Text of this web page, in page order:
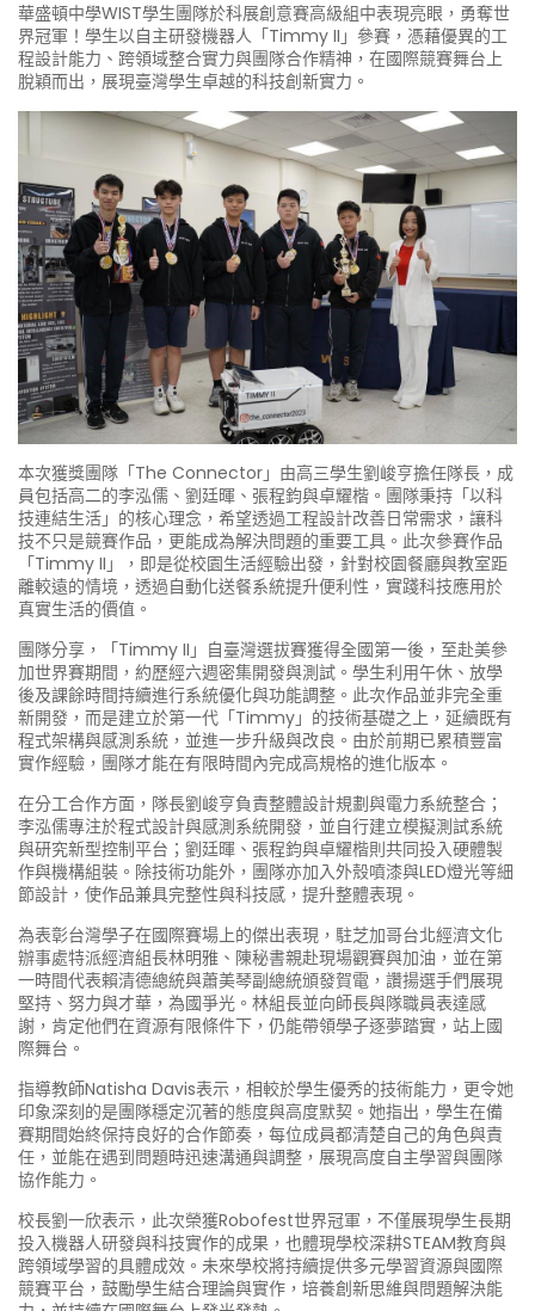
華盛頓中學WIST學生團隊於科展創意賽高級組中表現亮眼，勇奪世
界冠軍！學生以自主研發機器人「Timmy II」參賽，憑藉優異的工
程設計能力、跨領域整合實力與團隊合作精神，在國際競賽舞台上
脫穎而出，展現臺灣學生卓越的科技創新實力。
本次獲獎團隊「The Connector」由高三學生劉峻亨擔任隊長，成
員包括高二的李泓儒、劉廷暉、張程鈞與卓耀楷。團隊秉持「以科
技連結生活」的核心理念，希望透過工程設計改善日常需求，讓科
技不只是競賽作品，更能成為解決問題的重要工具。此次參賽作品
「Timmy II」，即是從校園生活經驗出發，針對校園餐廳與教室距
離較遠的情境，透過自動化送餐系統提升便利性，實踐科技應用於
真實生活的價值。
團隊分享，「Timmy II」自臺灣選拔賽獲得全國第一後，至赴美參
加世界賽期間，約歷經六週密集開發與測試。學生利用午休、放學
後及課餘時間持續進行系統優化與功能調整。此次作品並非完全重
新開發，而是建立於第一代「Timmy」的技術基礎之上，延續既有
程式架構與感測系統，並進一步升級與改良。由於前期已累積豐富
實作經驗，團隊才能在有限時間內完成高規格的進化版本。
在分工合作方面，隊長劉峻亨負責整體設計規劃與電力系統整合；
李泓儒專注於程式設計與感測系統開發，並自行建立模擬測試系統
與研究新型控制平台；劉廷暉、張程鈞與卓耀楷則共同投入硬體製
作與機構組裝。除技術功能外，團隊亦加入外殼噴漆與LED燈光等細
節設計，使作品兼具完整性與科技感，提升整體表現。
為表彰台灣學子在國際賽場上的傑出表現，駐芝加哥台北經濟文化
辦事處特派經濟組長林明雅、陳秘書親赴現場觀賽與加油，並在第
一時間代表賴清德總統與蕭美琴副總統頒發賀電，讚揚選手們展現
堅持、努力與才華，為國爭光。林組長並向師長與隊職員表達感
謝，肯定他們在資源有限條件下，仍能帶領學子逐夢踏實，站上國
際舞台。
指導教師Natisha Davis表示，相較於學生優秀的技術能力，更令她
印象深刻的是團隊穩定沉著的態度與高度默契。她指出，學生在備
賽期間始終保持良好的合作節奏，每位成員都清楚自己的角色與責
任，並能在遇到問題時迅速溝通與調整，展現高度自主學習與團隊
協作能力。
校長劉一欣表示，此次榮獲Robofest世界冠軍，不僅展現學生長期
投入機器人研發與科技實作的成果，也體現學校深耕STEAM教育與
跨領域學習的具體成效。未來學校將持續提供多元學習資源與國際
競賽平台，鼓勵學生結合理論與實作，培養創新思維與問題解決能